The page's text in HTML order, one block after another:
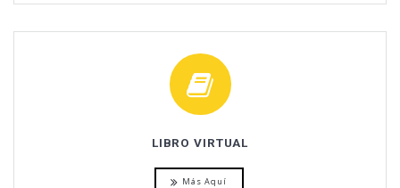
LIBRO VIRTUAL
Más Aquí